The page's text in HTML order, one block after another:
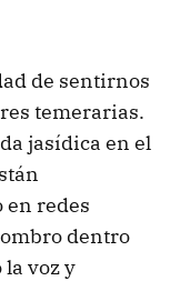
de sentirnos
temerarias.
jasídica en el
en redes
dentro
voz y